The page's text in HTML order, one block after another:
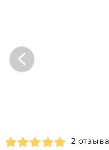
2 отзыва